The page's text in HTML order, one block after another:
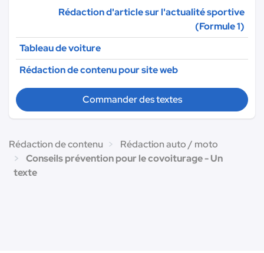
Rédaction d'article sur l'actualité sportive
(Formule 1)
Tableau de voiture
Rédaction de contenu pour site web
Commander des textes
Rédaction de contenu
Rédaction auto / moto
Conseils prévention pour le covoiturage - Un
texte